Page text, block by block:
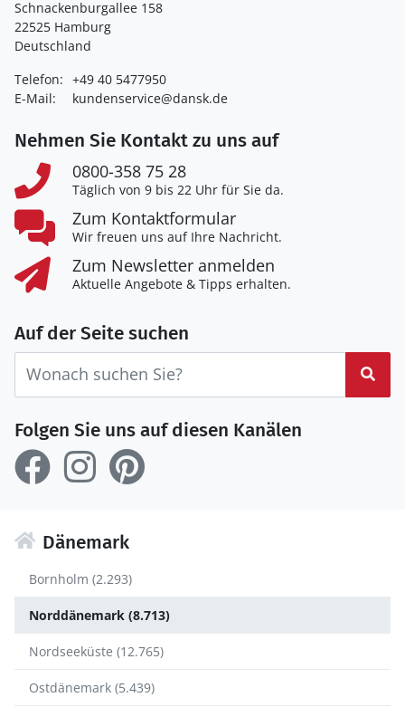
Schnackenburgallee 158
22525 Hamburg
Deutschland
Telefon: +49 40 5477950
E-Mail:
kundenservice@dansk.de
Nehmen Sie Kontakt zu uns auf
0800-358 75 28
Täglich von 9 bis 22 Uhr für Sie da.
Zum Kontaktformular
Wir freuen uns auf Ihre Nachricht.
Zum Newsletter anmelden
Aktuelle Angebote & Tipps erhalten.
Auf der Seite suchen
Folgen Sie uns auf diesen Kanälen
Dänemark
Bornholm (2.293)
Norddänemark (8.713)
Nordseeküste (12.765)
Ostdänemark (5.439)